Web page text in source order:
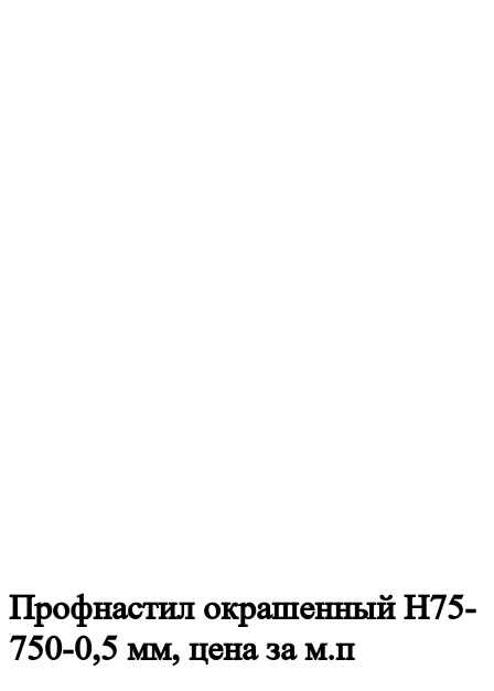
Профнастилокрашенный Н75-
750-0,5 мм, цена за м.п